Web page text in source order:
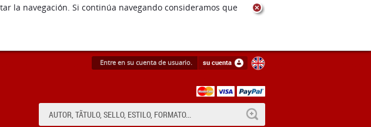
la navegación. Si continúa navegando consideramos que
Entre en su cuenta de usuario. su cuenta